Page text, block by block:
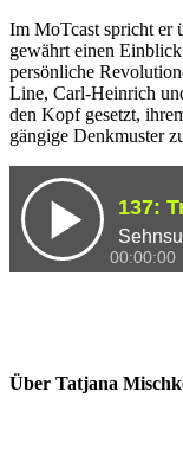
Im MoTcast spricht er
gewährt einen
persönliche
Line, Carl-Heinrich
den Kopf gesetzt,
gängige Denkmuster
Über Tatjana